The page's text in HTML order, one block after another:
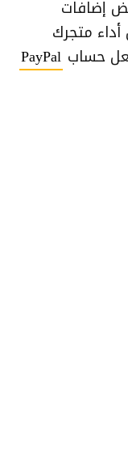
إضافات
متجرك
حساب PayPal